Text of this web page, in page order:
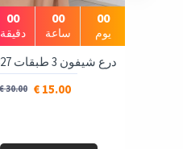
00
يوم
00
ساعة
00
دقيقة
درع شيفون 3 طبقات 827 - عسلي
15.00 €
30.00 €